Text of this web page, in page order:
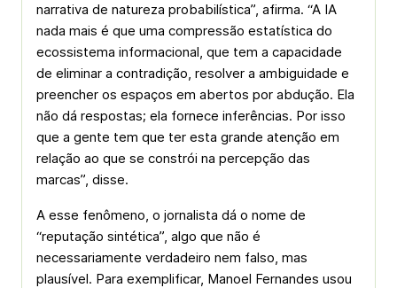
narrativa de natureza probabilística”, afirma. “A IA
nada mais é que uma compressão estatística do
ecossistema informacional, que tem a capacidade
de eliminar a contradição, resolver a ambiguidade e
preencher os espaços em abertos por abdução. Ela
não dá respostas; ela fornece inferências. Por isso
que a gente tem que ter esta grande atenção em
relação ao que se constrói na percepção das
marcas”, disse.
A esse fenômeno, o jornalista dá o nome de
“reputação sintética”, algo que não é
necessariamente verdadeiro nem falso, mas
plausível. Para exemplificar, Manoel Fernandes usou